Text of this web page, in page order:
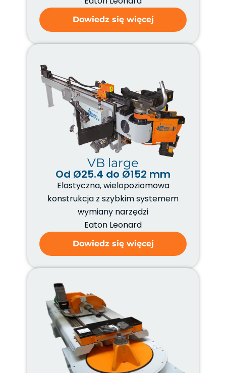
Dowiedz się więcej
VB large
Od Ø25.4 do Ø152 mm
Elastyczna, wielopoziomowa
konstrukcja z szybkim systemem
wymiany narzędzi
Eaton Leonard
Dowiedz się więcej